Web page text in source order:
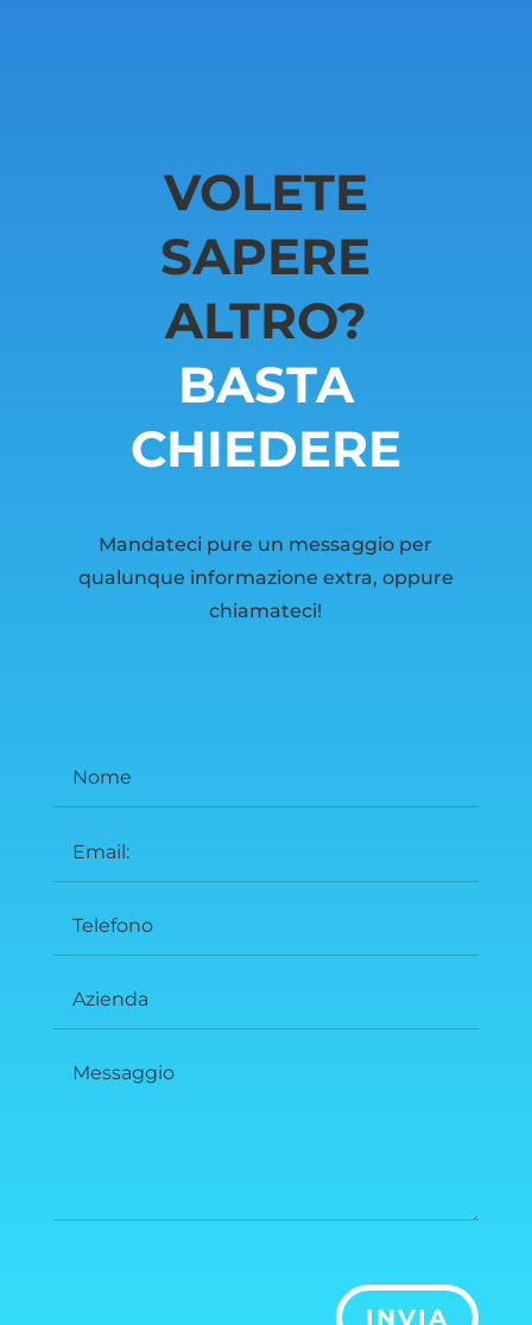
VOLETE
SAPERE
ALTRO?
BASTA
CHIEDERE
Mandateci pure un messaggio per
qualunque informazione extra, oppure
chiamateci!
INVIA